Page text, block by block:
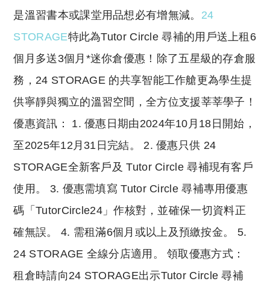
是溫習書本或課堂用品想必有增無減。 24
STORAGE特此為Tutor Circle 尋補的用戶送上租6
個月多送3個月*迷你倉優惠！除了五星級的存倉服
務，24 STORAGE 的共享智能工作艙更為學生提
供寧靜與獨立的溫習空間，全方位支援莘莘學子！
優惠資訊： 1. 優惠日期由2024年10月18日開始，
至2025年12月31日完結。 2. 優惠只供 24
STORAGE全新客戶及 Tutor Circle 尋補現有客戶
使用。 3. 優惠需填寫 Tutor Circle 尋補專用優惠
碼「TutorCircle24」作核對，並確保一切資料正
確無誤。 4. 需租滿6個月或以上及預繳按金。 5.
24 STORAGE 全線分店適用。 領取優惠方式：
租倉時請向24 STORAGE出示Tutor Circle 尋補